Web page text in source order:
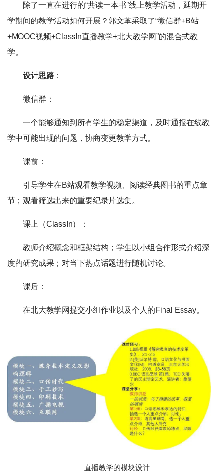
除了一直在进行的“共读一本书”线上教学活动，延期开
学期间的教学活动如何开展？郭文革采取了“微信群+B站
+MOOC视频+ClassIn直播教学+北大教学网”的混合式教
学。
设计思路 ：
微信群：
一个能够通知到所有学生的稳定渠道，及时通报在线教
学中可能出现的问题，协商变更教学方式。
课前：
引导学生在B站观看教学视频、阅读经典图书的重点章
节；观看筛选出来的重要纪录片选集。
课上（ClassIn）：
教师介绍概念和框架结构；学生以小组合作形式介绍深
度的研究成果；对当下热点话题进行随机讨论。
课后：
在北大教学网提交小组作业以及个人的Final Essay。
直播教学的模块设计